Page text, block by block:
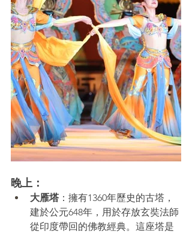
晚上：
大雁塔 ：擁有1360年歷史的古塔，
建於公元648年，用於存放玄奘法師
從印度帶回的佛教經典。這座塔是